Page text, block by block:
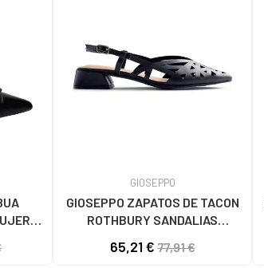
GIOSEPPO
GIOSEPPO ZAPATOS DE TACON
ROTHBURY SANDALIAS
65,21 €77,91 €